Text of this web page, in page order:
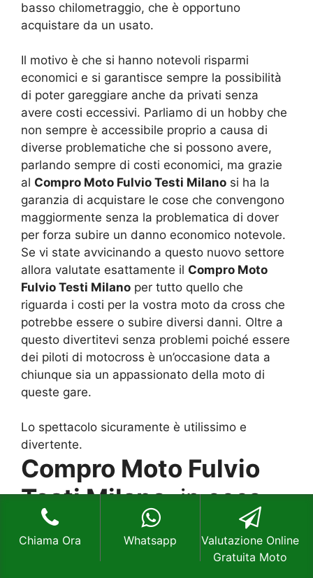
basso chilometraggio, che è opportuno
acquistare da un usato.
Il motivo è che si hanno notevoli risparmi
economici e si garantisce sempre la possibilità
di poter gareggiare anche da privati senza
avere costi eccessivi. Parliamo di un hobby che
non sempre è accessibile proprio a causa di
diverse problematiche che si possono avere,
parlando sempre di costi economici, ma grazie
al Compro Moto Fulvio Testi Milano si ha la
garanzia di acquistare le cose che convengono
maggiormente senza la problematica di dover
per forza subire un danno economico notevole.
Se vi state avvicinando a questo nuovo settore
allora valutate esattamente il Compro Moto
Fulvio Testi Milano per tutto quello che
riguarda i costi per la vostra moto da cross che
potrebbe essere o subire diversi danni. Oltre a
questo divertitevi senza problemi poiché essere
dei piloti di motocross è un’occasione data a
chiunque sia un appassionato della moto di
queste gare.
Lo spettacolo sicuramente è utilissimo e
divertente.
Compro Moto Fulvio
Testi Milano, in cosa
conviene
Ora che abbiamo eseguito bene o male
Chiama Ora Whatsapp
Valutazione Online
Gratuita Moto